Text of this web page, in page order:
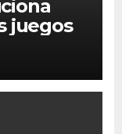
juegos